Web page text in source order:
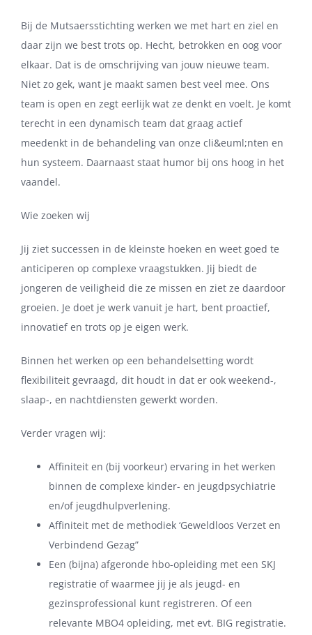
Bij de Mutsaersstichting werken we met hart en ziel en
daar zijn we best trots op. Hecht, betrokken en oog voor
elkaar. Dat is de omschrijving van jouw nieuwe team.
Niet zo gek, want je maakt samen best veel mee. Ons
team is open en zegt eerlijk wat ze denkt en voelt. Je komt
terecht in een dynamisch team dat graag actief
meedenkt in de behandeling van onze cli&euml;nten en
hun systeem. Daarnaast staat humor bij ons hoog in het
vaandel.
Wie zoeken wij
Jij ziet successen in de kleinste hoeken en weet goed te
anticiperen op complexe vraagstukken. Jij biedt de
jongeren de veiligheid die ze missen en ziet ze daardoor
groeien. Je doet je werk vanuit je hart, bent proactief,
innovatief en trots op je eigen werk.
Binnen het werken op een behandelsetting wordt
flexibiliteit gevraagd, dit houdt in dat er ook weekend-,
slaap-, en nachtdiensten gewerkt worden.
Verder vragen wij:
Affiniteit en (bij voorkeur) ervaring in het werken
binnen de complexe kinder- en jeugdpsychiatrie
en/of jeugdhulpverlening.
Affiniteit met de methodiek ‘Geweldloos Verzet en
Verbindend Gezag”
Een (bijna) afgeronde hbo-opleiding met een SKJ
registratie of waarmee jij je als jeugd- en
gezinsprofessional kunt registreren. Of een
relevante MBO4 opleiding, met evt. BIG registratie.